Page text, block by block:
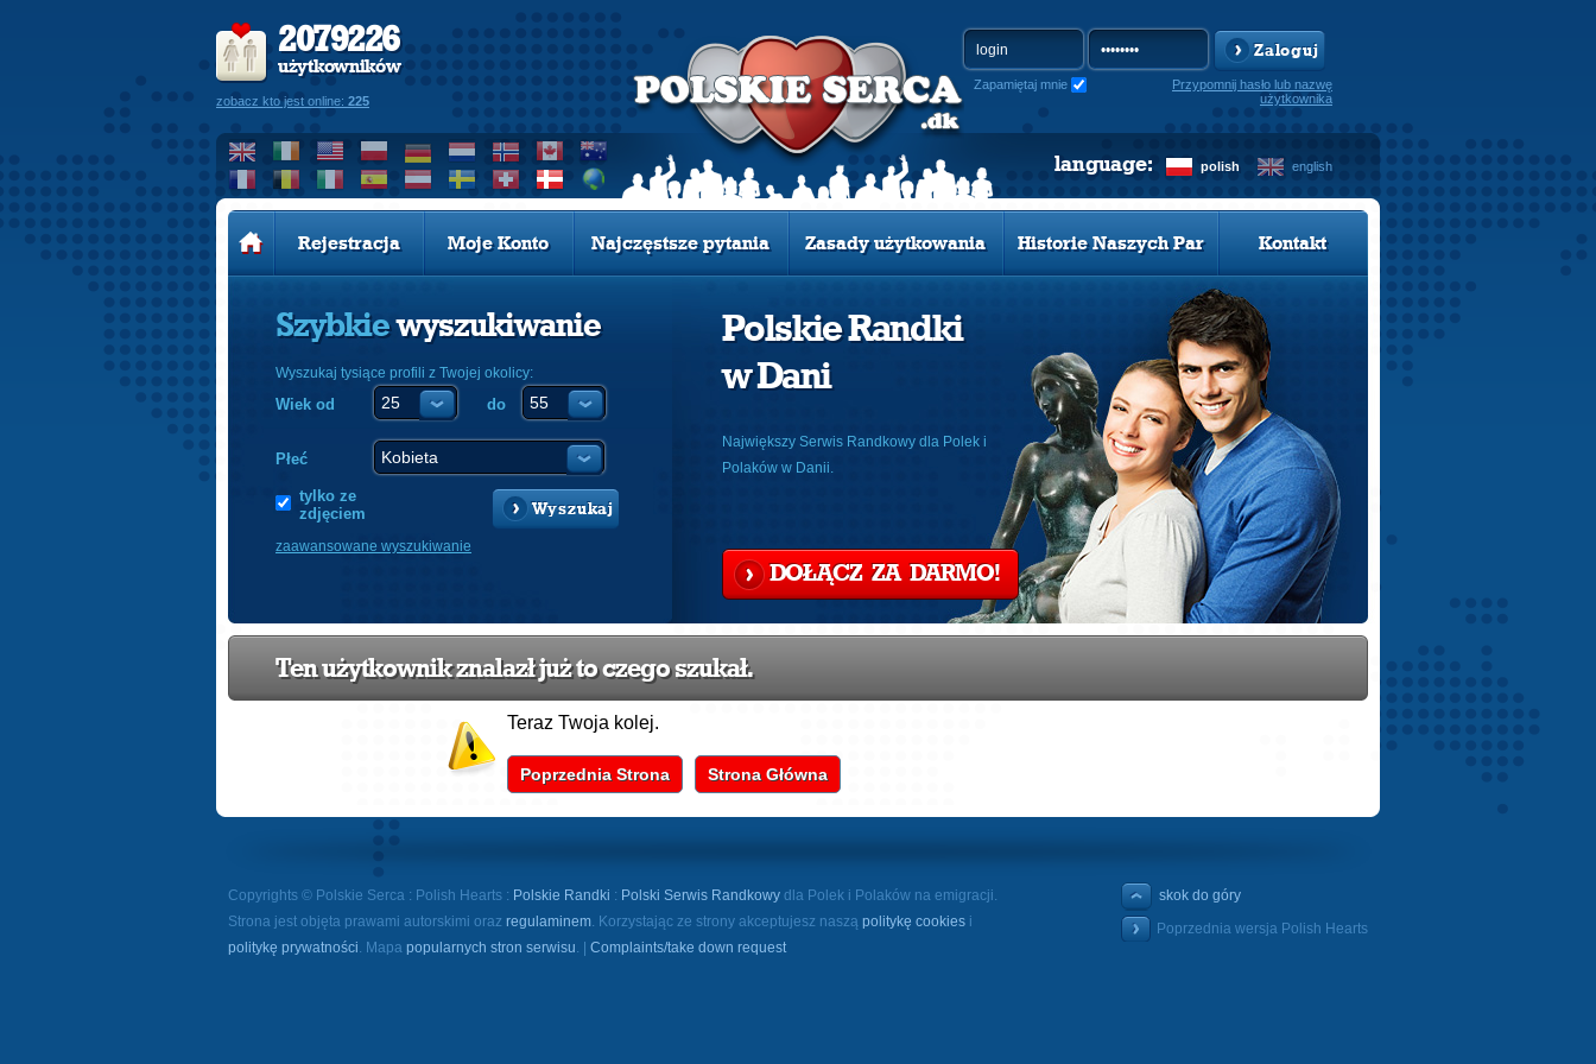
2079226
użytkowników
zobacz kto jest online: 225
Zaloguj
Zapamiętaj mnie
Przypomnij hasło lub nazwę
użytkownika
polish english
language:
Rejestracja Moje Konto Najczęstsze pytania Zasady użytkowania Historie Naszych Par Kontakt
Szybkiewyszukiwanie
Wyszukaj tysiące profili z Twojej okolicy:
Wiek od do
Płeć
tylko ze
zdjęciem
Wyszukaj
zaawansowane wyszukiwanie
Polskie Randki
w Dani
Największy Serwis Randkowy dla Polek i
Polaków w Danii.
DOŁĄCZ ZA DARMO!
Ten użytkownik znalazł już to czego szukał.
Teraz Twoja kolej.
Poprzednia Strona Strona Główna
Copyrights © Polskie Serca : Polish Hearts : Polskie Randki : Polski Serwis Randkowy dla Polek i Polaków na emigracji.
Strona jest objęta prawami autorskimi oraz regulaminem. Korzystając ze strony akceptujesz naszą politykę cookies i
politykę prywatności. Mapa popularnych stron serwisu. | Complaints/take down request
skok do góry
Poprzednia wersja Polish Hearts